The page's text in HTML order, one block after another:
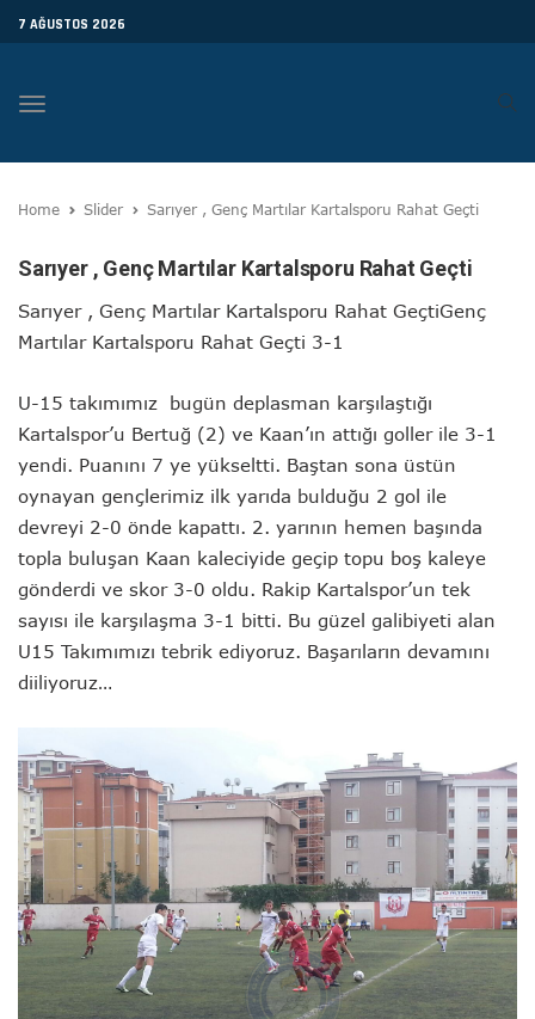
7 AĞUSTOS 2026
Toggle
Home Slider Sarıyer , Genç Martılar Kartalsporu Rahat Geçti
Sarıyer , Genç Martılar Kartalsporu Rahat Geçti
Sarıyer , Genç Martılar Kartalsporu Rahat GeçtiGenç
Martılar Kartalsporu Rahat Geçti 3-1
U-15 takımımız bugün deplasman karşılaştığı
Kartalspor’u Bertuğ (2) ve Kaan’ın attığı goller ile 3-1
yendi. Puanını 7 ye yükseltti. Baştan sona üstün
oynayan gençlerimiz ilk yarıda bulduğu 2 gol ile
devreyi 2-0 önde kapattı. 2. yarının hemen başında
topla buluşan Kaan kaleciyide geçip topu boş kaleye
gönderdi ve skor 3-0 oldu. Rakip Kartalspor’un tek
sayısı ile karşılaşma 3-1 bitti. Bu güzel galibiyeti alan
U15 Takımımızı tebrik ediyoruz. Başarıların devamını
diiliyoruz…